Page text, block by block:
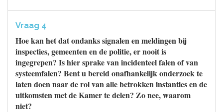
Vraag 4
Hoe kan het dat ondanks signalen en meldingen bij
inspecties, gemeenten en de politie, er nooit is
ingegrepen? Is hier sprake van incidenteel falen of van
systeemfalen? Bent u bereid onafhankelijk onderzoek te
laten doen naar de rol van alle betrokken instanties en de
uitkomsten met de Kamer te delen? Zo nee, waarom
niet?